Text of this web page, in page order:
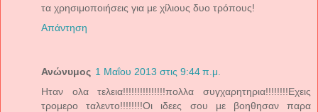
τα χρησιμοποιήσεις για με χίλιους δυο τρόπους!
Απάντηση
Ανώνυμος 1 Μαΐου 2013 στις 9:44 π.μ.
Ηταν ολα τελεια!!!!!!!!!!!!!!!πολλα συγχαρητηρια!!!!!!!!Εχεις
τρομερο ταλεντο!!!!!!!!Οι ιδεες σου με βοηθησαν παρα